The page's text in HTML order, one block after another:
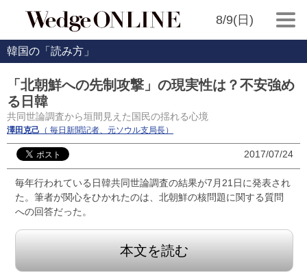
8/9(日)
韓国の「読み方」
「北朝鮮への先制攻撃」の現実性は？不安強め
る日韓
共同世論調査から垣間見えた国民の揺れる心境
澤田克己 （ 毎日新聞記者、元ソウル支局長）
2017/07/24
毎年行われている日韓共同世論調査の結果が7月21日に発表され
た。筆者が関心をひかれたのは、北朝鮮の核問題に関する質問
への回答だった。
本文を読む